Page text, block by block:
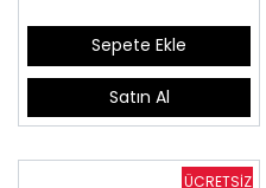
Sepete Ekle
Satın Al